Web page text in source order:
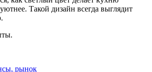
Такой дизайн всегда выглядит
рынок